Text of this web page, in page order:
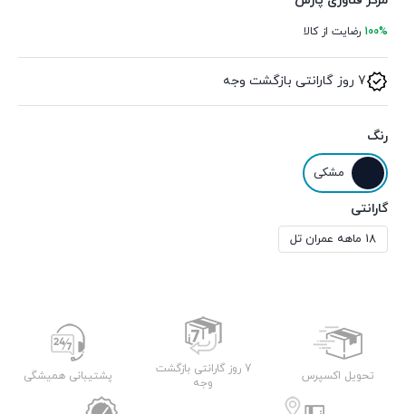
100% رضایت از کالا
7 روز گارانتی بازگشت وجه
رنگ
مشکی
گارانتی
18 ماهه عمران تل
تحویل اکسپرس
7 روز گارانتی بازگشت
وجه
پشتیبانی همیشگی